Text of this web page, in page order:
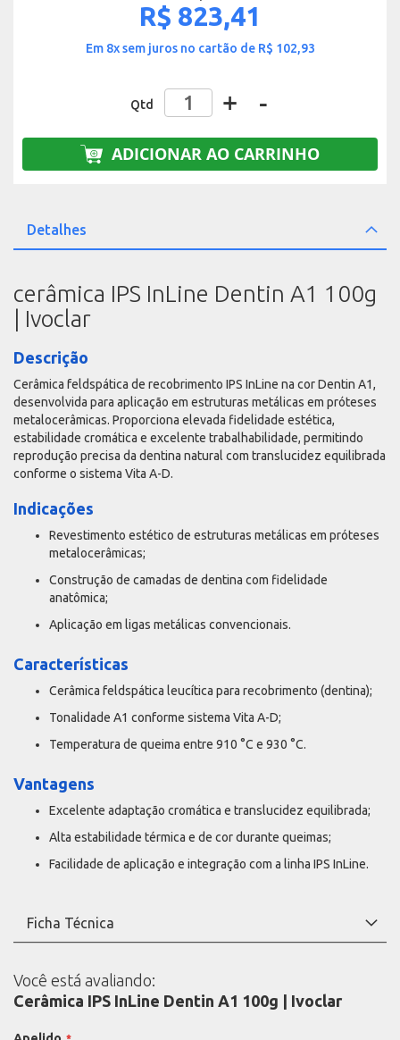
R$ 823,41
Em 8x sem juros no cartão de R$ 102,93
Qtd + -
ADICIONAR AO CARRINHO
Detalhes
cerâmica IPS InLine Dentin A1 100g
| Ivoclar
Descrição
Cerâmica feldspática de recobrimento IPS InLine na cor Dentin A1,
desenvolvida para aplicação em estruturas metálicas em próteses
metalocerâmicas. Proporciona elevada fidelidade estética,
estabilidade cromática e excelente trabalhabilidade, permitindo
reprodução precisa da dentina natural com translucidez equilibrada
conforme o sistema Vita A-D.
Indicações
Revestimento estético de estruturas metálicas em próteses
metalocerâmicas;
Construção de camadas de dentina com fidelidade
anatômica;
Aplicação em ligas metálicas convencionais.
Características
Cerâmica feldspática leucítica para recobrimento (dentina);
Tonalidade A1 conforme sistema Vita A-D;
Temperatura de queima entre 910 °C e 930 °C.
Vantagens
Excelente adaptação cromática e translucidez equilibrada;
Alta estabilidade térmica e de cor durante queimas;
Facilidade de aplicação e integração com a linha IPS InLine.
Ficha Técnica
Você está avaliando:
Cerâmica IPS InLine Dentin A1 100g | Ivoclar